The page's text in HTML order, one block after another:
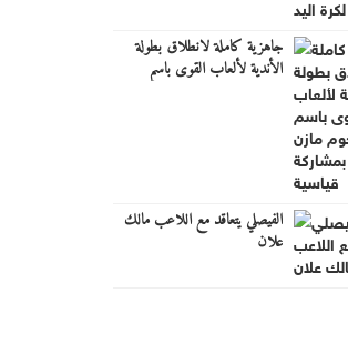
جاهزية كاملة لانطلاق بطولة
الأندية لألعاب القوى باسم
الفيصلي يتعاقد مع اللاعب مالك
علان